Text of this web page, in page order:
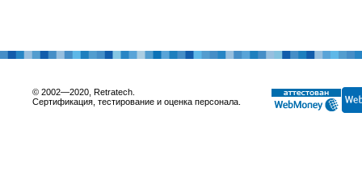
© 2002—2020, Retratech.
Сертификация, тестирование и оценка персонала.